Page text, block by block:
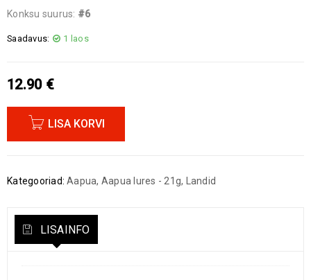
Konksu suurus: #6
Saadavus: 1 laos
12.90 €
LISA KORVI
Kategooriad: Aapua, Aapua lures - 21g, Landid
LISAINFO